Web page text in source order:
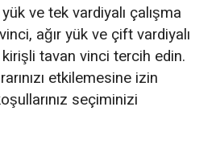
ve tek vardiyalı çalışma
ağır yük ve çift vardiyalı
tavan vinci tercih edin.
etkilemesine izin
seçiminizi